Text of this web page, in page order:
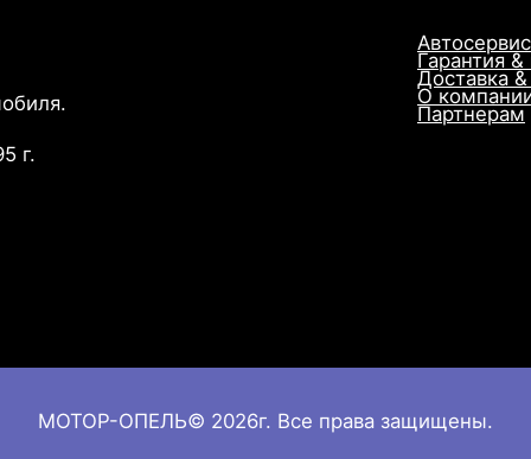
г.
Автосервис
Гарантия &
Доставка
О
Партнерам
МОТОР-ОПЕЛЬ© 2026г. Все права защищены.